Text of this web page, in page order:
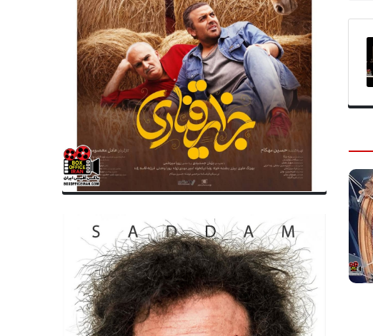
سینمای جهان
دیزنی، انیمیشن Inside Out ۳ را
می‌سازد؟!
سینمای جهان
روز ۲۲۱ میلیون دلاری فروخت